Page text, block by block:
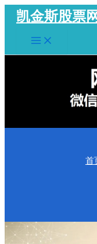
容
凯金斯股票网
Main
Menu
首